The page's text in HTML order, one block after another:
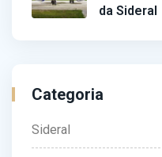
da Sideral
Categoria
Sideral